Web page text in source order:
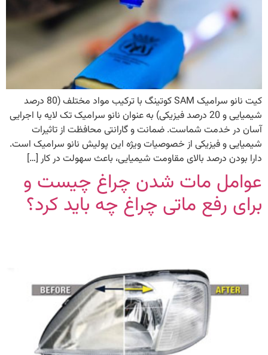
کیت نانو سرامیک SAM کوتینگ با ترکیب مواد مختلف (80 درصد
شیمیایی و 20 درصد فیزیکی) به عنوان نانو سرامیک تک لایه با اجرایی
آسان در خدمت شماست. ضمانت و گارانتی محافظت از تاثیرات
شیمیایی و فیزیکی از خصوصیات ویژه این پولیش نانو سرامیک است.
دارا بودن درصد بالای مقاومت شیمیایی، باعث سهولت در کار […]
عوامل مات شدن چراغ چیست و
برای رفع ماتی چراغ چه باید کرد؟